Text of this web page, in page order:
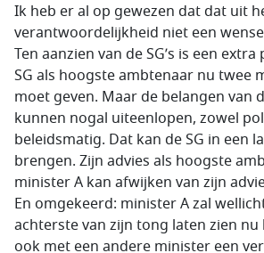
Ik heb er al op gewezen dat dat uit
verantwoordelijkheid niet een
Ten aanzien van de SG’s is een
SG als hoogste ambtenaar nu twee
moet geven. Maar de belangen van
kunnen nogal uiteenlopen, zowel
beleidsmatig. Dat kan de SG in een
brengen. Zijn advies als hoogste
minister A kan afwijken van zijn
En omgekeerd: minister A zal
achterste van zijn tong laten zien nu
ook met een andere minister een